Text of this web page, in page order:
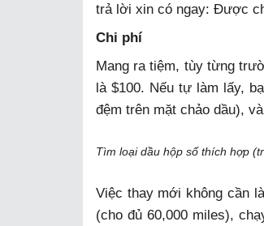
trả lời xin có ngay: Được
Chi phí
Mang ra tiệm, tùy từng
là $100. Nếu tự làm lấy,
đệm trên mặt chảo dầu),
Tìm loại dầu hộp số thích hợp
Việc thay mới không cần
(cho đủ 60,000 miles),